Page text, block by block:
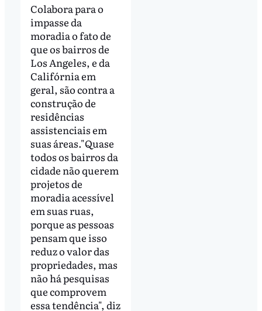
Colabora para o
impasse da
moradia o fato de
que os bairros de
Los Angeles, e da
Califórnia em
geral, são contra a
construção de
residências
assistenciais em
suas áreas."Quase
todos os bairros da
cidade não querem
projetos de
moradia acessível
em suas ruas,
porque as pessoas
pensam que isso
reduz o valor das
propriedades, mas
não há pesquisas
que comprovem
essa tendência", diz